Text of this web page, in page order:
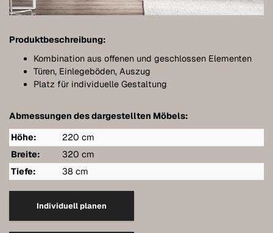
Produktbeschreibung:
Kombination aus offenen und geschlossen Elementen
Türen, Einlegeböden, Auszug
Platz für individuelle Gestaltung
Abmessungen des dargestellten Möbels:
Höhe:
220 cm
Breite:
320 cm
Tiefe:
38 cm
Individuell planen
Bathroom furniture
Wall-mounted sideboards
Wardrobes
Shelving
Sideboards
Wall cabinets
Quality of our furniture